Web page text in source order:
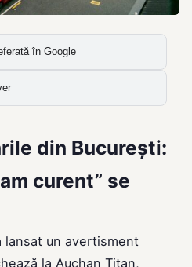
în Google
din București:
curent” se
lansat un avertisment
la Auchan Titan,